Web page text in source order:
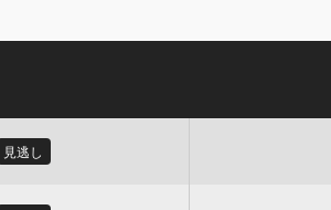
見逃し